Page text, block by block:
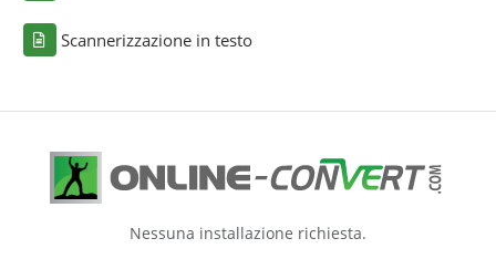
Scannerizzazione in testo
Nessuna installazione richiesta.